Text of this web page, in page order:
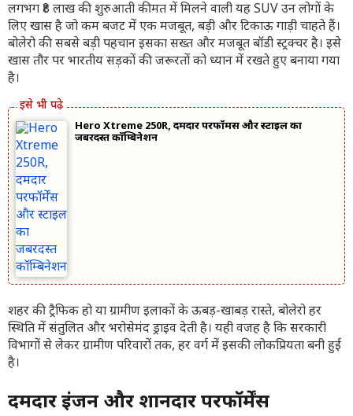
लगभग ₹8 लाख की शुरुआती कीमत में मिलने वाली यह SUV उन लोगों के
लिए खास है जो कम बजट में एक मजबूत, बड़ी और टिकाऊ गाड़ी चाहते हैं।
बोलेरो की सबसे बड़ी पहचान इसका सख्त और मजबूत बॉडी स्ट्रक्चर है। इसे
खास तौर पर भारतीय सड़कों की जरूरतों को ध्यान में रखते हुए बनाया गया
है।
Hero Xtreme 250R, दमदार परफॉर्मेंस और स्टाइल का
जबरदस्त कॉम्बिनेशन
शहर की ट्रैफिक हो या ग्रामीण इलाकों के ऊबड़-खाबड़ रास्ते, बोलेरो हर
स्थिति में संतुलित और भरोसेमंद ड्राइव देती है। यही वजह है कि सरकारी
विभागों से लेकर ग्रामीण परिवारों तक, हर वर्ग में इसकी लोकप्रियता बनी हुई
है।
दमदार इंजन और शानदार परफॉर्मेंस